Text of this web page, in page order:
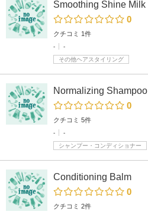
Smoothing Shine Milk
0
クチコミ 1件
-
-
その他ヘアスタイリング
Normalizing Shampoo
0
クチコミ 5件
-
-
シャンプー・コンディショナー
Conditioning Balm
0
クチコミ 2件